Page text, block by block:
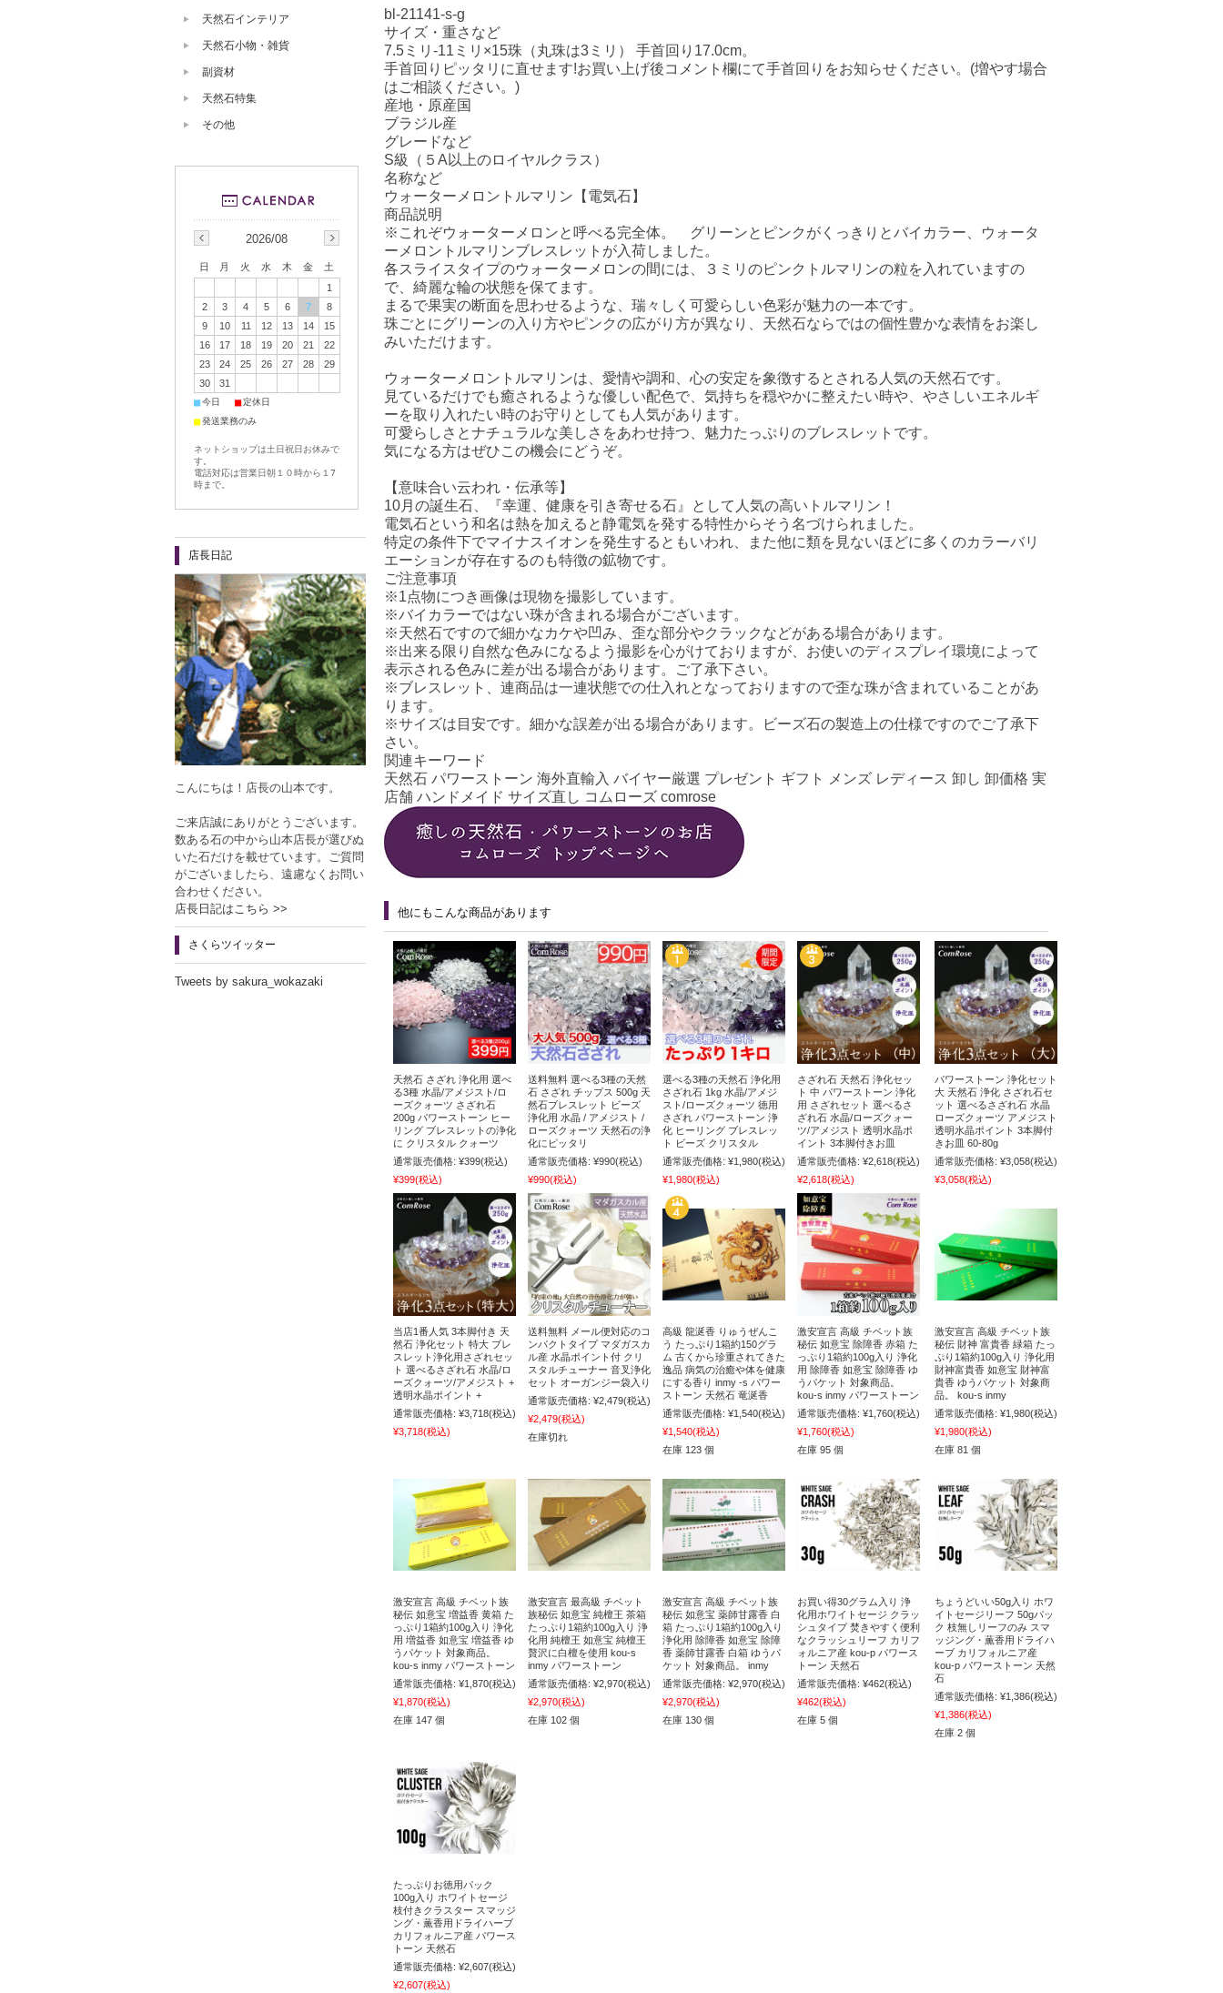
bl-21141-s-g
サイズ・重さなど
7.5ミリ-11ミリ×15珠（丸珠は3ミリ） 手首回り17.0cm。
手首回りピッタリに直せます!お買い上げ後コメント欄にて手首回りをお知らせください。(増やす場合
はご相談ください。)
産地・原産国
ブラジル産
グレードなど
S級（５A以上のロイヤルクラス）
名称など
ウォーターメロントルマリン【電気石】
商品説明
※これぞウォーターメロンと呼べる完全体。 グリーンとピンクがくっきりとバイカラー、ウォータ
ーメロントルマリンブレスレットが入荷しました。
各スライスタイプのウォーターメロンの間には、３ミリのピンクトルマリンの粒を入れていますの
で、綺麗な輪の状態を保てます。
まるで果実の断面を思わせるような、瑞々しく可愛らしい色彩が魅力の一本です。
珠ごとにグリーンの入り方やピンクの広がり方が異なり、天然石ならではの個性豊かな表情をお楽し
みいただけます。
ウォーターメロントルマリンは、愛情や調和、心の安定を象徴するとされる人気の天然石です。
見ているだけでも癒されるような優しい配色で、気持ちを穏やかに整えたい時や、やさしいエネルギ
ーを取り入れたい時のお守りとしても人気があります。
可愛らしさとナチュラルな美しさをあわせ持つ、魅力たっぷりのブレスレットです。
気になる方はぜひこの機会にどうぞ。
【意味合い云われ・伝承等】
10月の誕生石、『幸運、健康を引き寄せる石』として人気の高いトルマリン！
電気石という和名は熱を加えると静電気を発する特性からそう名づけられました。
特定の条件下でマイナスイオンを発生するともいわれ、また他に類を見ないほどに多くのカラーバリ
エーションが存在するのも特徴の鉱物です。
ご注意事項
※1点物につき画像は現物を撮影しています。
※バイカラーではない珠が含まれる場合がございます。
※天然石ですので細かなカケや凹み、歪な部分やクラックなどがある場合があります。
※出来る限り自然な色みになるよう撮影を心がけておりますが、お使いのディスプレイ環境によって
表示される色みに差が出る場合があります。ご了承下さい。
※ブレスレット、連商品は一連状態での仕入れとなっておりますので歪な珠が含まれていることがあ
ります。
※サイズは目安です。細かな誤差が出る場合があります。ビーズ石の製造上の仕様ですのでご了承下
さい。
関連キーワード
天然石 パワーストーン 海外直輸入 バイヤー厳選 プレゼント ギフト メンズ レディース 卸し 卸価格 実
店舗 ハンドメイド サイズ直し コムローズ comrose
他にもこんな商品があります
天然石 さざれ 浄化用 選べ
る3種 水晶/アメジスト/ロ
ーズクォーツ さざれ石
200g パワーストーン ヒー
リング ブレスレットの浄化
に クリスタル クォーツ
通常販売価格: ¥399(税込)
¥399(税込)
送料無料 選べる3種の天然
石 さざれ チップス 500g 天
然石ブレスレット ビーズ
浄化用 水晶 / アメジスト /
ローズクォーツ 天然石の浄
化にピッタリ
通常販売価格: ¥990(税込)
¥990(税込)
選べる3種の天然石 浄化用
さざれ石 1kg 水晶/アメジ
スト/ローズクォーツ 徳用
さざれ パワーストーン 浄
化 ヒーリング ブレスレッ
ト ビーズ クリスタル
通常販売価格: ¥1,980(税込)
¥1,980(税込)
さざれ石 天然石 浄化セッ
ト 中 パワーストーン 浄化
用 さざれセット 選べるさ
ざれ石 水晶/ローズクォー
ツ/アメジスト 透明水晶ポ
イント 3本脚付きお皿
通常販売価格: ¥2,618(税込)
¥2,618(税込)
パワーストーン 浄化セット
大 天然石 浄化 さざれ石セ
ット 選べるさざれ石 水晶
ローズクォーツ アメジスト
透明水晶ポイント 3本脚付
きお皿 60-80g
通常販売価格: ¥3,058(税込)
¥3,058(税込)
当店1番人気 3本脚付き 天
然石 浄化セット 特大 ブレ
スレット浄化用さざれセッ
ト 選べるさざれ石 水晶/ロ
ーズクォーツ/アメジスト +
透明水晶ポイント +
通常販売価格: ¥3,718(税込)
¥3,718(税込)
送料無料 メール便対応のコ
ンパクトタイプ マダガスカ
ル産 水晶ポイント付 クリ
スタルチューナー 音叉浄化
セット オーガンジー袋入り
通常販売価格: ¥2,479(税込)
¥2,479(税込)
在庫切れ
高級 龍涎香 りゅうぜんこ
う たっぷり1箱約150グラ
ム 古くから珍重されてきた
逸品 病気の治癒や体を健康
にする香り inmy -s パワー
ストーン 天然石 竜涎香
通常販売価格: ¥1,540(税込)
¥1,540(税込)
在庫 123 個
激安宣言 高級 チベット族
秘伝 如意宝 除障香 赤箱 た
っぷり1箱約100g入り 浄化
用 除障香 如意宝 除障香 ゆ
うパケット 対象商品。
kou-s inmy パワーストーン
通常販売価格: ¥1,760(税込)
¥1,760(税込)
在庫 95 個
激安宣言 高級 チベット族
秘伝 財神 富貴香 緑箱 たっ
ぷり1箱約100g入り 浄化用
財神富貴香 如意宝 財神富
貴香 ゆうパケット 対象商
品。 kou-s inmy
通常販売価格: ¥1,980(税込)
¥1,980(税込)
在庫 81 個
激安宣言 高級 チベット族
秘伝 如意宝 増益香 黄箱 た
っぷり1箱約100g入り 浄化
用 増益香 如意宝 増益香 ゆ
うパケット 対象商品。
kou-s inmy パワーストーン
通常販売価格: ¥1,870(税込)
¥1,870(税込)
在庫 147 個
激安宣言 最高級 チベット
族秘伝 如意宝 純檀王 茶箱
たっぷり1箱約100g入り 浄
化用 純檀王 如意宝 純檀王
贅沢に白檀を使用 kou-s
inmy パワーストーン
通常販売価格: ¥2,970(税込)
¥2,970(税込)
在庫 102 個
激安宣言 高級 チベット族
秘伝 如意宝 薬師甘露香 白
箱 たっぷり1箱約100g入り
浄化用 除障香 如意宝 除障
香 薬師甘露香 白箱 ゆうパ
ケット 対象商品。 inmy
通常販売価格: ¥2,970(税込)
¥2,970(税込)
在庫 130 個
お買い得30グラム入り 浄
化用ホワイトセージ クラッ
シュタイプ 焚きやすく便利
なクラッシュリーフ カリフ
ォルニア産 kou-p パワース
トーン 天然石
通常販売価格: ¥462(税込)
¥462(税込)
在庫 5 個
ちょうどいい50g入り ホワ
イトセージリーフ 50gパッ
ク 枝無しリーフのみ スマ
ッジング・薫香用ドライハ
ーブ カリフォルニア産
kou-p パワーストーン 天然
石
通常販売価格: ¥1,386(税込)
¥1,386(税込)
在庫 2 個
たっぷりお徳用パック
100g入り ホワイトセージ
枝付きクラスター スマッジ
ング・薫香用ドライハーブ
カリフォルニア産 パワース
トーン 天然石
通常販売価格: ¥2,607(税込)
¥2,607(税込)
天然石インテリア
天然石小物・雑貨
副資材
天然石特集
その他
2026/08
日 月 火 水 木 金
土
1
2
3 4 5 6 7
8
9
10 11 12 13 14
15
16
17 18 19 20 21
22
23
24 25 26 27 28
29
30
31
■今日 ■定休日
■発送業務のみ
ネットショップは土日祝日お休みで
す。
電話対応は営業日朝１０時から１7
時まで。
店長日記
こんにちは！店長の山本です。
ご来店誠にありがとうございます。
数ある石の中から山本店長が選びぬ
いた石だけを載せています。ご質問
がございましたら、遠慮なくお問い
合わせください。
店長日記はこちら >>
さくらツイッター
Tweets by sakura_wokazaki